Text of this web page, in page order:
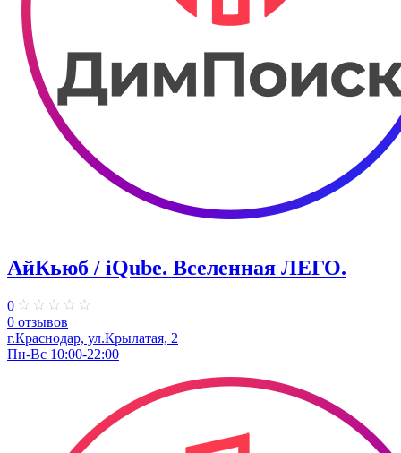
АйКьюб / iQube. Вселенная ЛЕГО.
0
0 отзывов
г.Краснодар, ул.Крылатая, 2
Пн-Вс 10:00-22:00